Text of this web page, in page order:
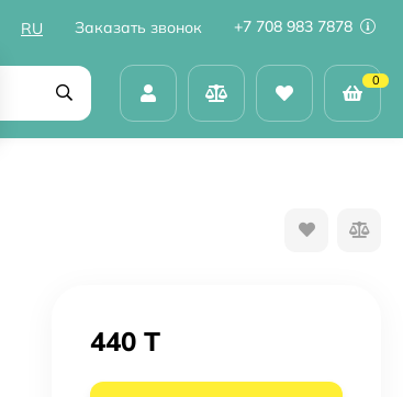
RU Заказать звонок +7 708 983 7878
0
440 T